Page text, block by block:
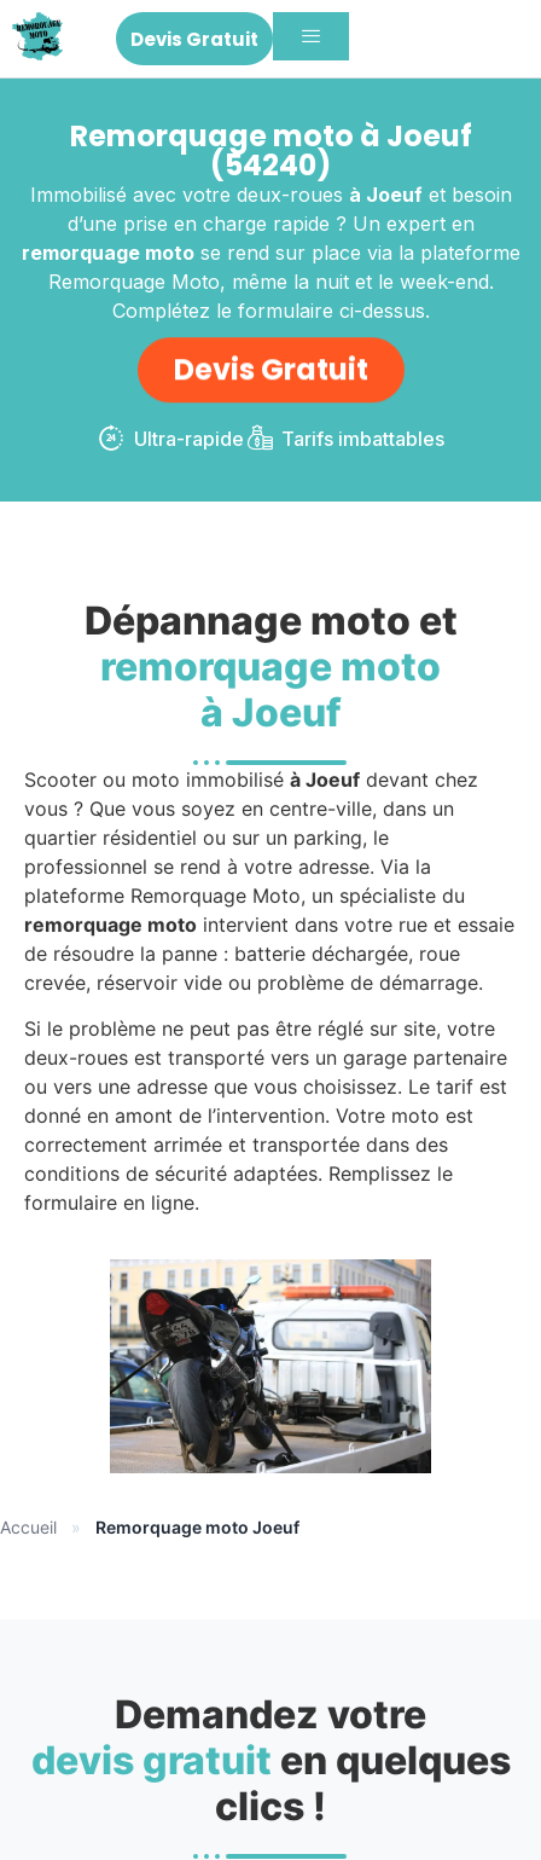
Devis Gratuit
Remorquage moto à Joeuf
(54240)
Immobilisé avec votre deux-roues à Joeufet besoin
d’une prise en charge rapide ? Un expert en
remorquage motose rend sur place via la plateforme
Remorquage Moto, même la nuit et le week-end.
Complétez le formulaire ci-dessus.
Devis Gratuit
Ultra-rapide Tarifs imbattables
Dépannage moto et
remorquage moto
à Joeuf
Scooter ou moto immobilisé à Joeuf devant chez
vous ? Que vous soyez en centre-ville, dans un
quartier résidentiel ou sur un parking, le
professionnel se rend à votre adresse. Via la
plateforme Remorquage Moto, un spécialiste du
remorquage moto intervient dans votre rue et essaie
de résoudre la panne : batterie déchargée, roue
crevée, réservoir vide ou problème de démarrage.
Si le problème ne peut pas être réglé sur site, votre
deux-roues est transporté vers un garage partenaire
ou vers une adresse que vous choisissez. Le tarif est
donné en amont de l’intervention. Votre moto est
correctement arrimée et transportée dans des
conditions de sécurité adaptées. Remplissez le
formulaire en ligne.
Accueil » Remorquage moto Joeuf
Demandez votre
devis gratuit en quelques
clics !